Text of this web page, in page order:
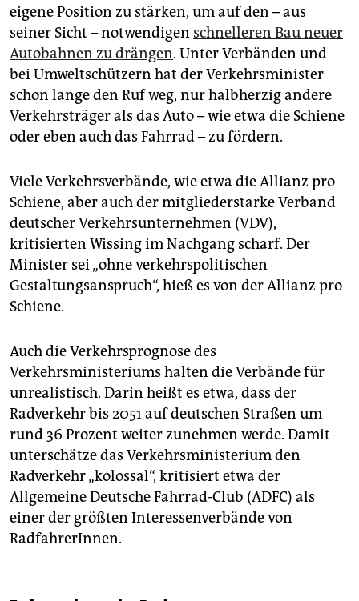
eigene Position zu stärken, um auf den – aus
seiner Sicht – notwendigen schnelleren Bau neuer
Autobahnen zu drängen. Unter Verbänden und
bei Umweltschützern hat der Verkehrsminister
schon lange den Ruf weg, nur halbherzig andere
Verkehrsträger als das Auto – wie etwa die Schiene
oder eben auch das Fahrrad – zu fördern.
Viele Verkehrsverbände, wie etwa die Allianz pro
Schiene, aber auch der mitgliederstarke Verband
deutscher Verkehrsunternehmen (VDV),
kritisierten Wissing im Nachgang scharf. Der
Minister sei „ohne verkehrspolitischen
Gestaltungsanspruch“, hieß es von der Allianz pro
Schiene.
Auch die Verkehrsprognose des
Verkehrsministeriums halten die Verbände für
unrealistisch. Darin heißt es etwa, dass der
Radverkehr bis 2051 auf deutschen Straßen um
rund 36 Prozent weiter zunehmen werde. Damit
unterschätze das Verkehrsministerium den
Radverkehr „kolossal“, kritisiert etwa der
Allgemeine Deutsche Fahrrad-Club (ADFC) als
einer der größten Interessenverbände von
RadfahrerInnen.